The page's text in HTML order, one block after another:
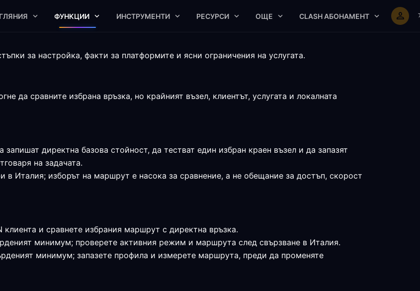
ФУНКЦИИ ИНСТРУМЕНТИ РЕСУРСИ ОЩЕ CLASH АБОНАМЕНТ
за настройка, факти за платформите и ясни ограничения на услугата.
да сравните избрана връзка, но крайният възел, клиентът, услугата и локалната
директна базова стойност, да тестват един избран краен възел и да запазят
на задачата.
в Италия; изборът на маршрут е насока за сравнение, а не обещание за достъп, скорост
и сравнете избрания маршрут с директна връзка.
минимум; проверете активния режим и маршрута след свързване в Италия.
минимум; запазете профила и измерете маршрута, преди да променяте